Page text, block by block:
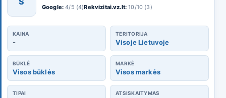
Google: 4/5 (4)Rekvizitai.vz.lt: 10/10 (3)
KAINA
-
TERITORIJA
Visoje Lietuvoje
BŪKLĖ
Visos būklės
MARKĖ
Visos markės
TIPAI ATSISKAITYMAS